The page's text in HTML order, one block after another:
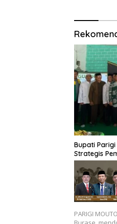
Bupati
Strategis
PARIGI